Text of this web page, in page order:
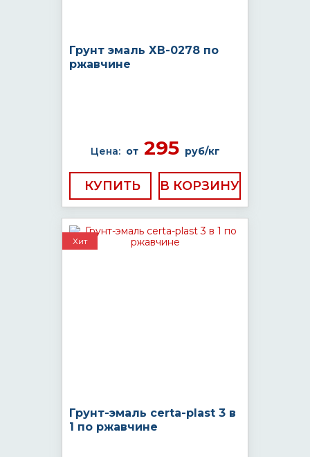
Грунт эмаль ХВ-0278 по
ржавчине
Цена: от295 руб/кг
КУПИТЬ
Хит
Грунт-эмаль certa-plast 3 в
1 по ржавчине